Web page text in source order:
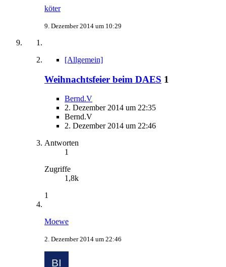
köter
9. Dezember 2014 um 10:29
[Allgemein]
Weihnachtsfeier beim DAES 1
Bernd.V
2. Dezember 2014 um 22:35
Bernd.V
2. Dezember 2014 um 22:46
Antworten
1
Zugriffe
1,8k
1
Moewe
2. Dezember 2014 um 22:46